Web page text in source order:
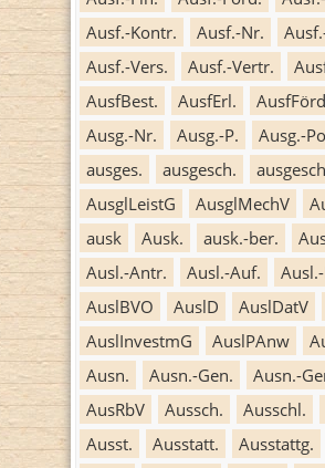
Ausf.-Kontr.
Ausf.-Nr.
Ausf.-Vers.
Ausf.-Vertr.
AusfBest.
AusfErl.
Ausg.-Nr.
Ausg.-P. Ausg.-
ausges.
ausgesch.
AusglLeistG
AusglMechV
ausk
Ausk. ausk.-ber.
Ausl.-Antr.
Ausl.-Auf.
AuslBVO
AuslD AuslDatV
AuslInvestmG
AuslPAnw
Ausn.
Ausn.-Gen. Ausn.-
AusRbV
Aussch. Ausschl.
Ausst.
Ausstatt. Ausstattg.